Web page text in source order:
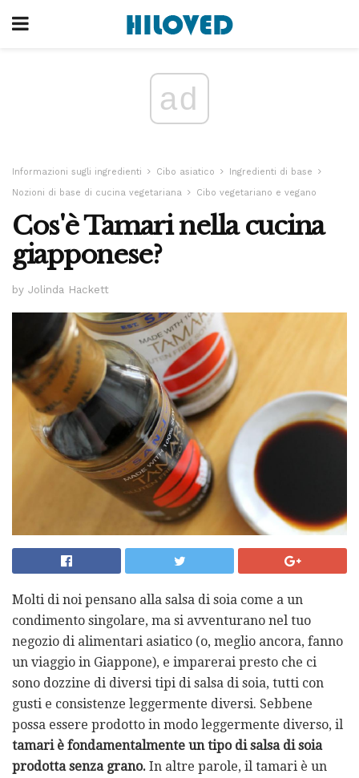
ad
Informazioni sugli ingredienti Cibo asiatico
Ingredienti di base
Nozioni di base di cucina vegetariana
Cibo vegetariano e vegano
Cos'è Tamari nella cucina
giapponese?
by Jolinda Hackett
Molti di noi pensano alla salsa di soia come a un
condimento singolare, ma si avventurano nel tuo
negozio di alimentari asiatico (o, meglio ancora, fanno
un viaggio in Giappone), e imparerai presto che ci
sono dozzine di diversi tipi di salsa di soia, tutti con
gusti e consistenze leggermente diversi. Sebbene
possa essere prodotto in modo leggermente diverso, il
tamari è fondamentalmente un tipo di salsa di soia
prodotta senza grano. In altre parole, il tamari è un